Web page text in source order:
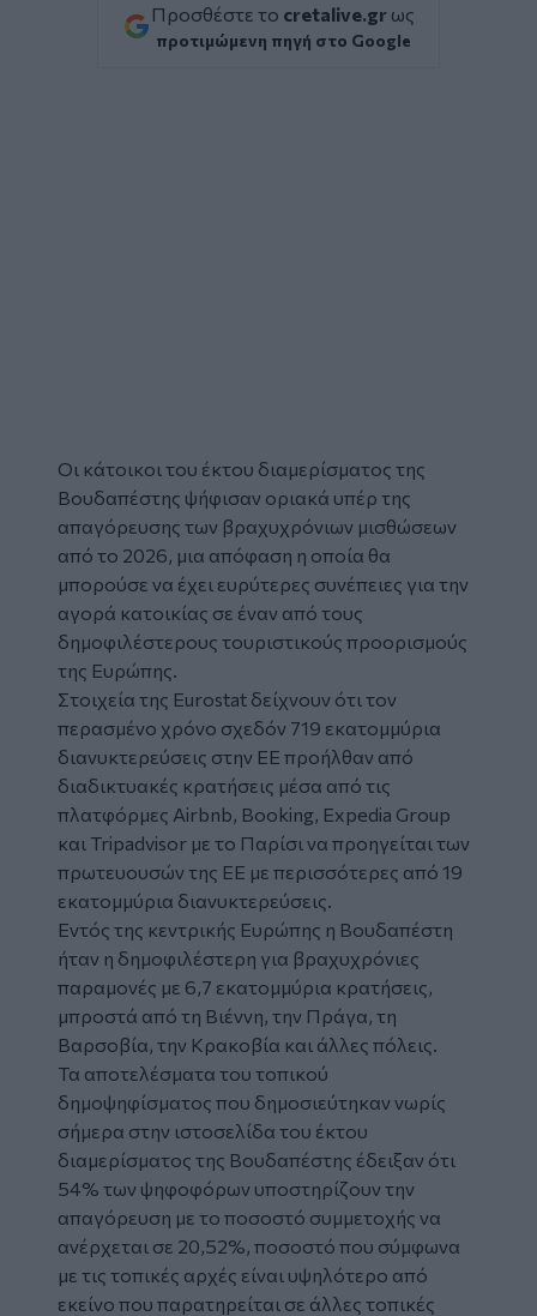
Προσθέστε το cretalive.gr ως
προτιμώμενη πηγή στο Google
Οι κάτοικοι του έκτου διαμερίσματος της
Βουδαπέστης ψήφισαν οριακά υπέρ της
απαγόρευσης των βραχυχρόνιων μισθώσεων
από το 2026, μια απόφαση η οποία θα
μπορούσε να έχει ευρύτερες συνέπειες για την
αγορά κατοικίας σε έναν από τους
δημοφιλέστερους τουριστικούς προορισμούς
της Ευρώπης.
Στοιχεία της Eurostat δείχνουν ότι τον
περασμένο χρόνο σχεδόν 719 εκατομμύρια
διανυκτερεύσεις στην ΕΕ προήλθαν από
διαδικτυακές κρατήσεις μέσα από τις
πλατφόρμες Airbnb, Booking, Expedia Group
και Tripadvisor με το Παρίσι να προηγείται των
πρωτευουσών της ΕΕ με περισσότερες από 19
εκατομμύρια διανυκτερεύσεις.
Εντός της κεντρικής Ευρώπης η Βουδαπέστη
ήταν η δημοφιλέστερη για βραχυχρόνιες
παραμονές με 6,7 εκατομμύρια κρατήσεις,
μπροστά από τη Βιέννη, την Πράγα, τη
Βαρσοβία, την Κρακοβία και άλλες πόλεις.
Τα αποτελέσματα του τοπικού
δημοψηφίσματος που δημοσιεύτηκαν νωρίς
σήμερα στην ιστοσελίδα του έκτου
διαμερίσματος της Βουδαπέστης έδειξαν ότι
54% των ψηφοφόρων υποστηρίζουν την
απαγόρευση με το ποσοστό συμμετοχής να
ανέρχεται σε 20,52%, ποσοστό που σύμφωνα
με τις τοπικές αρχές είναι υψηλότερο από
εκείνο που παρατηρείται σε άλλες τοπικές